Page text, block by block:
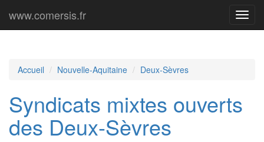
Menu
www.comersis.fr
Accueil Nouvelle-Aquitaine Deux-Sèvres
Syndicats mixtes ouverts
des Deux-Sèvres